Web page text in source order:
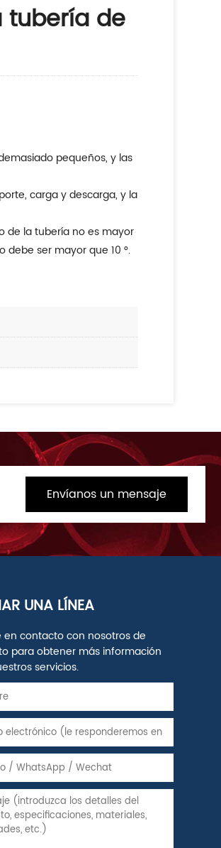
tubería de
pequeños, y las
carga y descarga, y la
de la tubería no es mayor
ser mayor que 10 °.
Envíanos un mensaje
UNA LÍNEA
en contacto con nosotros de
para obtener más información
servicios.